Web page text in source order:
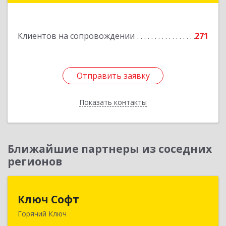
Клиентов на сопровождении 271
Отправить заявку
Показать контакты
Отправить заявку
Назад
Ближайшие партнеры из соседних
регионов
Ключ Софт
Горячий Ключ
353287, Краснодарский край, Горячий Ключ г,